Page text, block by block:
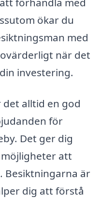
ökar du
med
när det
investering.
alltid en god
för
Det ger dig
att
Besiktningarna är
dig att förstå